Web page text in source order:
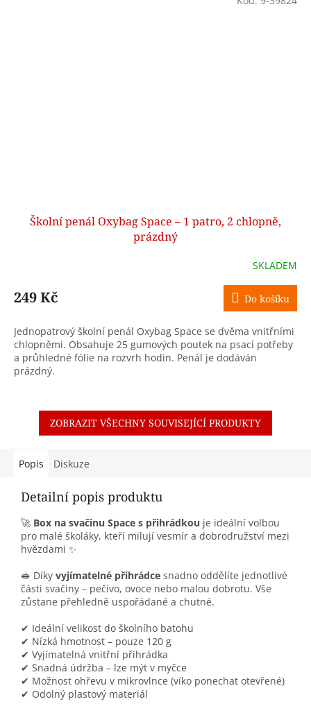
Školní penál Oxybag Space – 1 patro, 2 chlopně,
prázdný
SKLADEM
249 Kč Do košíku
Jednopatrový školní penál Oxybag Space se dvěma vnitřními
chlopněmi. Obsahuje 25 gumových poutek na psací potřeby
a průhledné fólie na rozvrh hodin. Penál je dodáván
prázdný.
ZOBRAZIT VŠECHNY SOUVISEJÍCÍ PRODUKTY
Popis Diskuze
Detailní popis produktu
🚀 Box na svačinu Space s přihrádkou je ideální volbou
pro malé školáky, kteří milují vesmír a dobrodružství mezi
hvězdami ✨
🥪 Díky vyjímatelné přihrádce snadno oddělíte jednotlivé
části svačiny – pečivo, ovoce nebo malou dobrotu. Vše
zůstane přehledně uspořádané a chutné.
✔ Ideální velikost do školního batohu
✔ Nízká hmotnost – pouze 120 g
✔ Vyjímatelná vnitřní přihrádka
✔ Snadná údržba – lze mýt v myčce
✔ Možnost ohřevu v mikrovlnce (víko ponechat otevřené)
✔ Odolný plastový materiál